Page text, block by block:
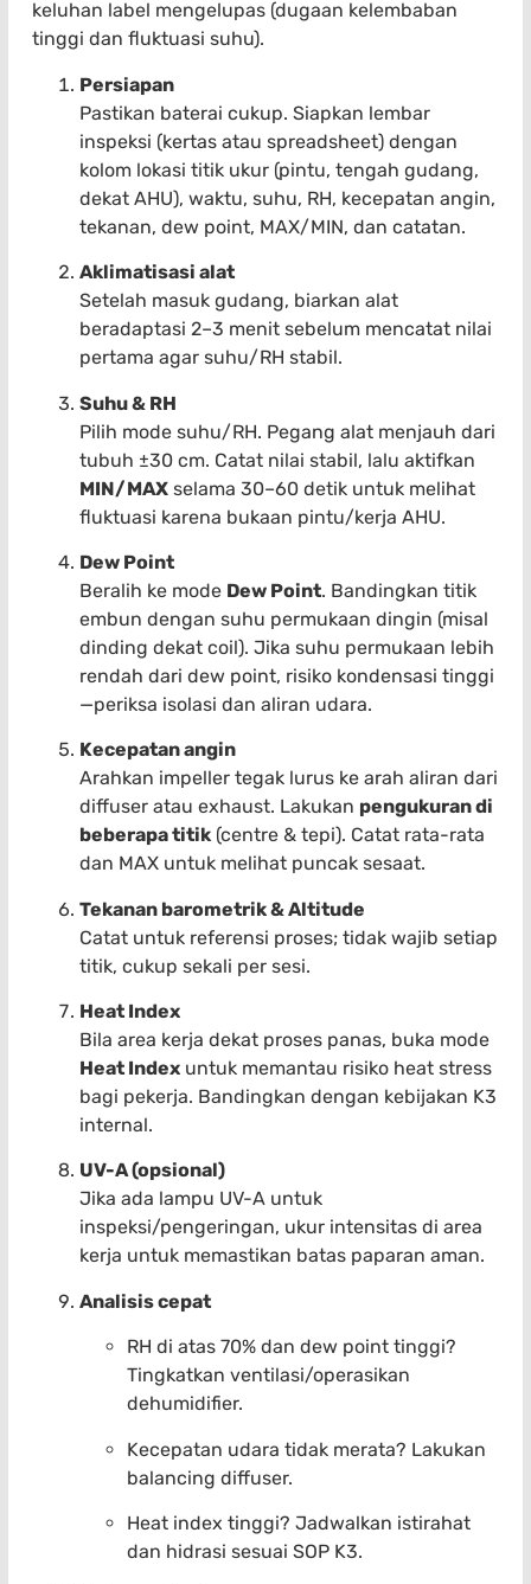
keluhan label mengelupas (dugaan kelembaban
tinggi dan fluktuasi suhu).
Persiapan
Pastikan baterai cukup. Siapkan lembar
inspeksi (kertas atau spreadsheet) dengan
kolom lokasi titik ukur (pintu, tengah gudang,
dekat AHU), waktu, suhu, RH, kecepatan angin,
tekanan, dew point, MAX/MIN, dan catatan.
Aklimatisasi alat
Setelah masuk gudang, biarkan alat
beradaptasi 2–3 menit sebelum mencatat nilai
pertama agar suhu/RH stabil.
Suhu & RH
Pilih mode suhu/RH. Pegang alat menjauh dari
tubuh ±30 cm. Catat nilai stabil, lalu aktifkan
MIN/MAX selama 30–60 detik untuk melihat
fluktuasi karena bukaan pintu/kerja AHU.
Dew Point
Beralih ke mode Dew Point. Bandingkan titik
embun dengan suhu permukaan dingin (misal
dinding dekat coil). Jika suhu permukaan lebih
rendah dari dew point, risiko kondensasi tinggi
—periksa isolasi dan aliran udara.
Kecepatan angin
Arahkan impeller tegak lurus ke arah aliran dari
diffuser atau exhaust. Lakukan pengukuran di
beberapa titik (centre & tepi). Catat rata-rata
dan MAX untuk melihat puncak sesaat.
Tekanan barometrik & Altitude
Catat untuk referensi proses; tidak wajib setiap
titik, cukup sekali per sesi.
Heat Index
Bila area kerja dekat proses panas, buka mode
Heat Index untuk memantau risiko heat stress
bagi pekerja. Bandingkan dengan kebijakan K3
internal.
UV-A (opsional)
Jika ada lampu UV-A untuk
inspeksi/pengeringan, ukur intensitas di area
kerja untuk memastikan batas paparan aman.
Analisis cepat
RH di atas 70% dan dew point tinggi?
Tingkatkan ventilasi/operasikan
dehumidifier.
Kecepatan udara tidak merata? Lakukan
balancing diffuser.
Heat index tinggi? Jadwalkan istirahat
dan hidrasi sesuai SOP K3.